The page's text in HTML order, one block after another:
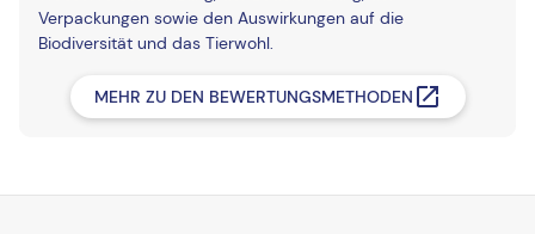
Verpackungen sowie den Auswirkungen auf die
Biodiversität und das Tierwohl.
MEHR ZU DEN BEWERTUNGSMETHODEN